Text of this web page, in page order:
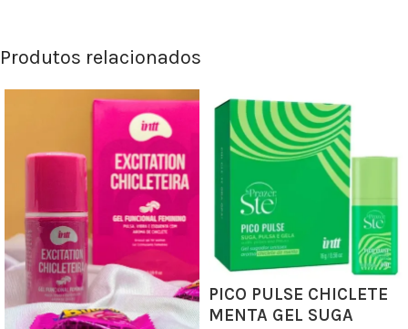
Produtos relacionados
PICO PULSE CHICLETE
MENTA GEL SUGA